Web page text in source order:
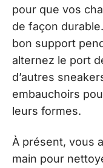
pour que vos
de façon
bon support
alternez le port
d’autres
embauchoirs
leurs formes.
À présent, vous
main pour